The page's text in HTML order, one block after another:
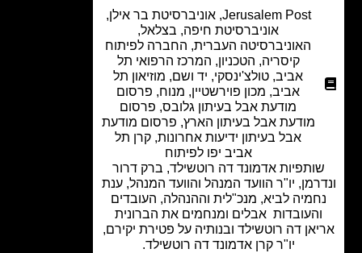
Jerusalem Post
,אוניברסיטת בר אילן ,
אוניברסיטת חיפה,בצלאל,
האוניברסיטה העברית ,החברה לפיתוח
,הטכניון,המרכז הרפואי תל
אביב
טולצ'ינסקי,יד ושם, מוזיאון תל
אביב
מכון פוירשטיין,מנוח,פרסום
מודעת אבל בעיתון גלובס, פרסום
מודעת אבל בעיתון הארץ,פרסום מודעת
אבל בעיתון ידיעות אחרונות,קרן תל
אביב יפו לפיתוח
אדמונד דה רוטשילד, ברק דרור
יו"ר הוועד המנהל והוועד המנהל, ענת
לביא, מנכ"לית וההנהלה, העובדים
אבלים ומנחמים את הברונית
דה רוטשילד ובנותיה על פטירת יקירם,
יו"ר קרן אדמונד דה רוטשילד.